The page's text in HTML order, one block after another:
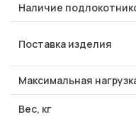
Наличие
Поставка изделия
Максимальная
Вес, кг